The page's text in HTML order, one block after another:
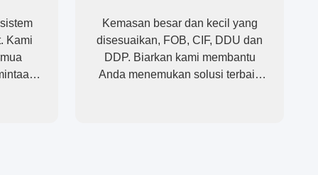
Kami
Kemasan besar dan kecil yang
disesuaikan, FOB, CIF, DDU dan
DDP. Biarkan kami membantu
Anda menemukan solusi terbaik